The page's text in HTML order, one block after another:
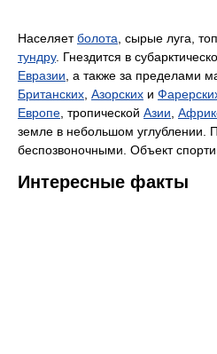
Населяетболота, сырые луга,
тундру. Гнездится в
Евразии, а также за пределами
Британских, Азорских и
Европе, тропической Азии,
земле в небольшом углублении.
беспозвоночными. Объект
Интересные факты